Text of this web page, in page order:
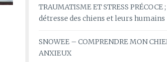
TRAUMATISME ET STRESS PRÉCOCE
détresse des chiens et leurs humains
SNOWEE – COMPRENDRE MON
ANXIEUX